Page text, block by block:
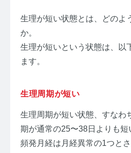
生理が短い状態とは、どのよ
か。
生理が短いという状態は、以
ます。
生理周期が短い
生理周期が短い状態、すなわ
期が通常の25〜38日よりも短
頻発月経は月経異常の1つと